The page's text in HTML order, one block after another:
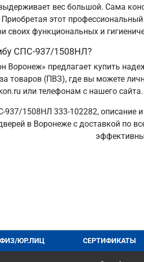
вес большой. Сама
этот
своих функциональных и
СПС-937/1508НЛ?
Воронеж» предлагает купить
товаров (ПВЗ), где вы можете
или телефонам с нашего сайта.
937/1508НЛ 333-102282, описание
в Воронеже с доставкой по
ЮР.ЛИЦ СЕРТИФИКАТЫ